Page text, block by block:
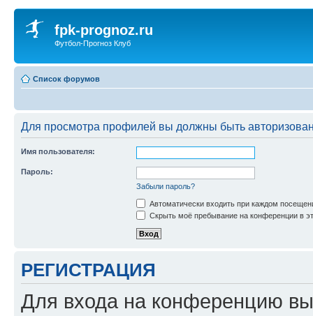
fpk-prognoz.ru
Футбол-Прогноз Клуб
Список форумов
Для просмотра профилей вы должны быть
Имя пользователя:
Пароль:
Забыли пароль?
Автоматически входить при каждом
Скрыть моё пребывание на конференции в
РЕГИСТРАЦИЯ
Для входа на конференцию